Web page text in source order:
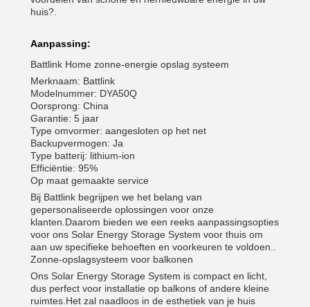
huis?.
Aanpassing:
Battlink Home zonne-energie opslag systeem
Merknaam: Battlink
Modelnummer: DYA50Q
Oorsprong: China
Garantie: 5 jaar
Type omvormer: aangesloten op het net
Backupvermogen: Ja
Type batterij: lithium-ion
Efficiëntie: 95%
Op maat gemaakte service
Bij Battlink begrijpen we het belang van
gepersonaliseerde oplossingen voor onze
klanten.Daarom bieden we een reeks aanpassingsopties
voor ons Solar Energy Storage System voor thuis om
aan uw specifieke behoeften en voorkeuren te voldoen..
Zonne-opslagsysteem voor balkonen
Ons Solar Energy Storage System is compact en licht,
dus perfect voor installatie op balkons of andere kleine
ruimtes.Het zal naadloos in de esthetiek van je huis